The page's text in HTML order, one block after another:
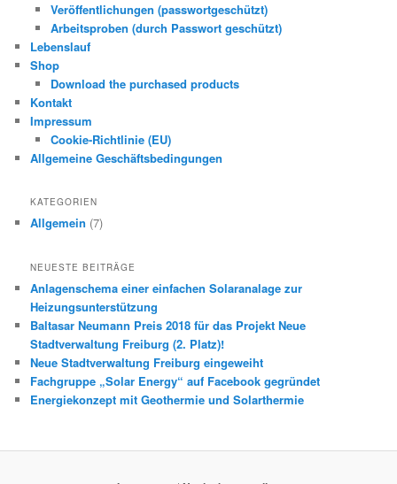
Veröffentlichungen (passwortgeschützt)
Arbeitsproben (durch Passwort geschützt)
Lebenslauf
Shop
Download the purchased products
Kontakt
Impressum
Cookie-Richtlinie (EU)
Allgemeine Geschäftsbedingungen
KATEGORIEN
Allgemein (7)
NEUESTE BEITRÄGE
Anlagenschema einer einfachen Solaranalage zur
Heizungsunterstützung
Baltasar Neumann Preis 2018 für das Projekt Neue
Stadtverwaltung Freiburg (2. Platz)!
Neue Stadtverwaltung Freiburg eingeweiht
Fachgruppe „Solar Energy“ auf Facebook gegründet
Energiekonzept mit Geothermie und Solarthermie